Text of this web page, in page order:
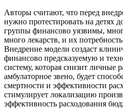
Авторы считают, что перед
нужно протестировать на детях
группы финансово уязвимы,
много лекарств, и их
Внедрение модели создаст
финансово предсказуемую и
систему, которая снизит личные
амбулаторное звено, будет
смертности и эффективности
стимулирует локализацию
эффективность расходования